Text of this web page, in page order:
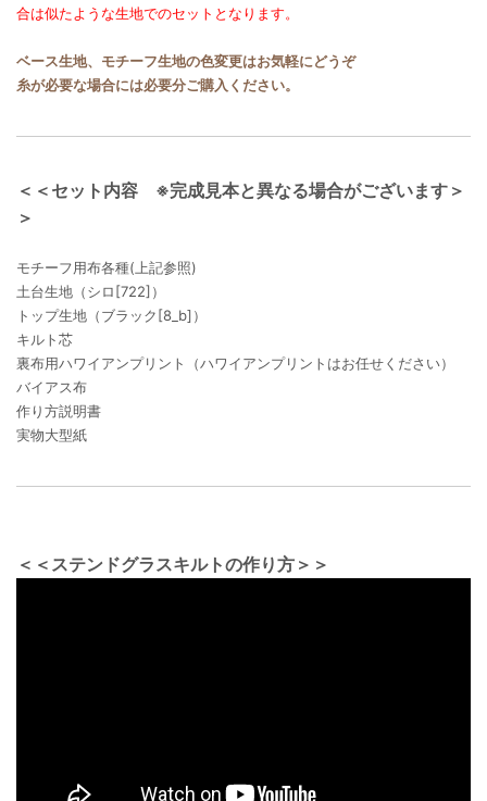
合は似たような生地でのセットとなります。
ベース生地、モチーフ生地の色変更はお気軽にどうぞ
糸が必要な場合には必要分ご購入ください。
＜＜セット内容 ※完成見本と異なる場合がございます＞
＞
モチーフ用布各種(上記参照)
土台生地（シロ[722]）
トップ生地（ブラック[8_b]）
キルト芯
裏布用ハワイアンプリント（ハワイアンプリントはお任せください）
バイアス布
作り方説明書
実物大型紙
＜＜ステンドグラスキルトの作り方＞＞